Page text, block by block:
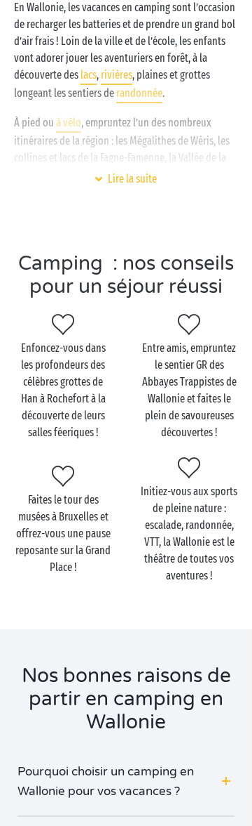
En Wallonie, les vacances en camping sont l’occasion
de recharger les batteries et de prendre un grand bol
d’air frais ! Loin de la ville et de l’école, les enfants
vont adorer jouer les aventuriers en forêt, à la
découverte des lacs, rivières, plaines et grottes
longeant les sentiers de randonnée.
À pied ou à vélo, empruntez l’un des nombreux
itinéraires de la région : les Mégalithes de Wéris, les
collines et lacs de la Fagne-Famenne, la Vallée de la
Meuse ou encore la splendide forêt au cœur de
Visitez la Wallonie en
couple
Captivante, culturelle, naturelle, historique ,
gourmande… La Wallonie n’a pas fini de vous
surprendre ! Main dans la main
, commencez votre
itinéraire « découverte » le long des rives de la
Sambre et de la Meuse à Namur. Après une balade
pittoresque à travers ses ruelles médiévales, prenez
de la hauteur en visitant la citadelle de Namur qui
veille sur la ville depuis 2 000 ans !
Après la ville, place à la
verdoyante :
l'Ardenne belge, poumon vert du pays, vous attend
pour une rando au bord de l’eau ou unpique-nique
romantique en pleine nature. Le cadre idéal pour se
sentir coupés du monde !
Lire la suite
Camping : nos conseils
pour un séjour réussi
Enfoncez-vous dans
les profondeurs des
célèbres grottes de
Han à Rochefort à la
découverte de leurs
salles féeriques !
Entre amis, empruntez
le sentier GR des
Abbayes Trappistes de
Wallonie et faites le
plein de savoureuses
découvertes !
Faites le tour des
musées à Bruxelles et
offrez-vous une pause
reposante sur la Grand
Place !
Initiez-vous aux sports
de pleine nature :
escalade, randonnée,
VTT, la Wallonie est le
théâtre de toutes vos
aventures !
Nos bonnes raisons de
partir en camping en
Wallonie
Pourquoi choisir un camping en
Wallonie pour vos vacances ?